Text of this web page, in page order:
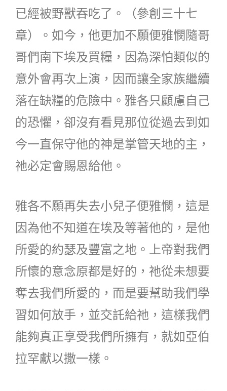
已經被野獸吞吃了。（參創三十七
章）。如今，他更加不願便雅憫隨哥
哥們南下埃及買糧，因為深怕類似的
意外會再次上演，因而讓全家族繼續
落在缺糧的危險中。雅各只顧慮自己
的恐懼，卻沒有看見那位從過去到如
今一直保守他的神是掌管天地的主，
祂必定會賜恩給他。
雅各不願再失去小兒子便雅憫，這是
因為他不知道在埃及等著他的，是他
所愛的約瑟及豐富之地。上帝對我們
所懷的意念原都是好的，祂從未想要
奪去我們所愛的，而是要幫助我們學
習如何放手，並交託給祂，這樣我們
能夠真正享受我們所擁有，就如亞伯
拉罕獻以撒一樣。